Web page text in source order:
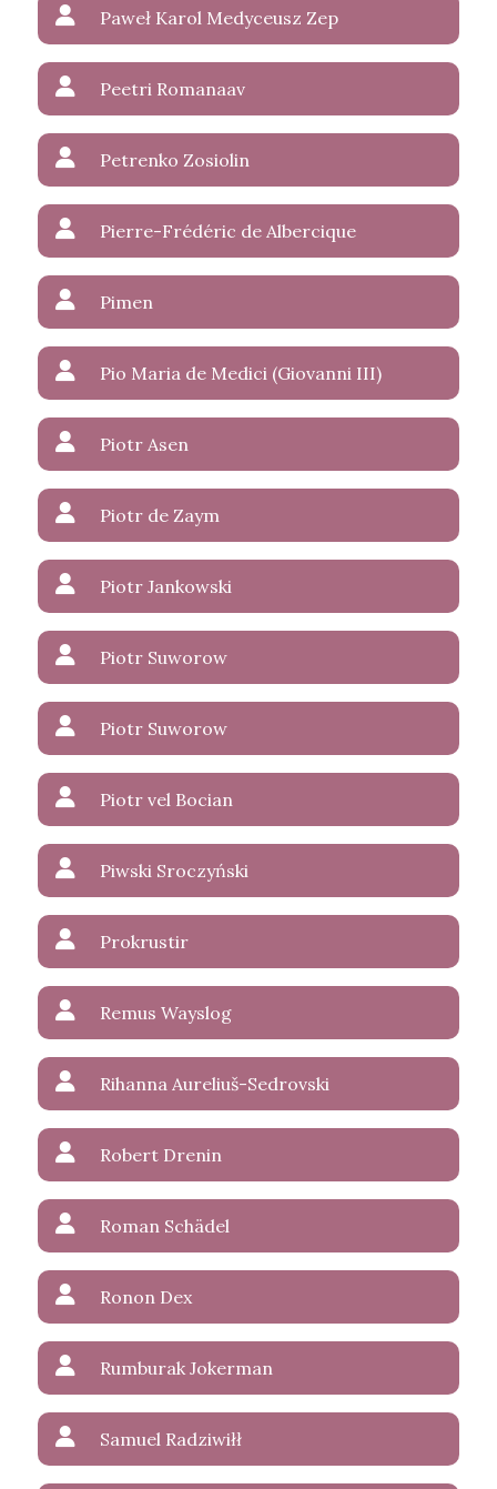
Paweł Karol Medyceusz Zep
Peetri Romanaav
Petrenko Zosiolin
Pierre-Frédéric de Albercique
Pimen
Pio Maria de Medici (Giovanni III)
Piotr Asen
Piotr de Zaym
Piotr Jankowski
Piotr Suworow
Piotr Suworow
Piotr vel Bocian
Piwski Sroczyński
Prokrustir
Remus Wayslog
Rihanna Aureliuš-Sedrovski
Robert Drenin
Roman Schädel
Ronon Dex
Rumburak Jokerman
Samuel Radziwiłł